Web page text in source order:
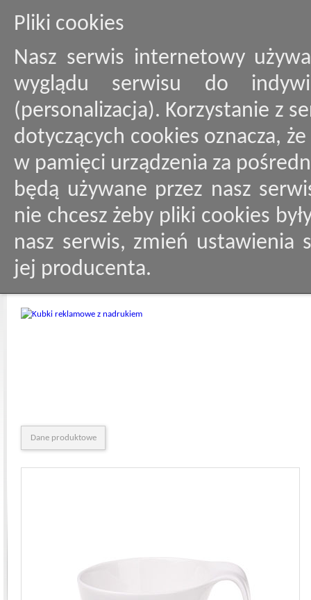
Pliki cookies
Nasz serwis internetowy
wyglądu serwisu do
(personalizacja). Korzystanie z
dotyczących cookies oznacza,
w pamięci urządzenia za
będą używane przez nasz
nie chcesz żeby pliki cookies
nasz serwis, zmień ustawienia
jej producenta.
Dane produktowe